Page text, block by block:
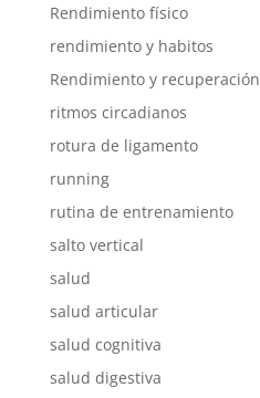
Rendimiento físico
rendimiento y habitos
Rendimiento y recuperación
ritmos circadianos
rotura de ligamento
running
rutina de entrenamiento
salto vertical
salud
salud articular
salud cognitiva
salud digestiva